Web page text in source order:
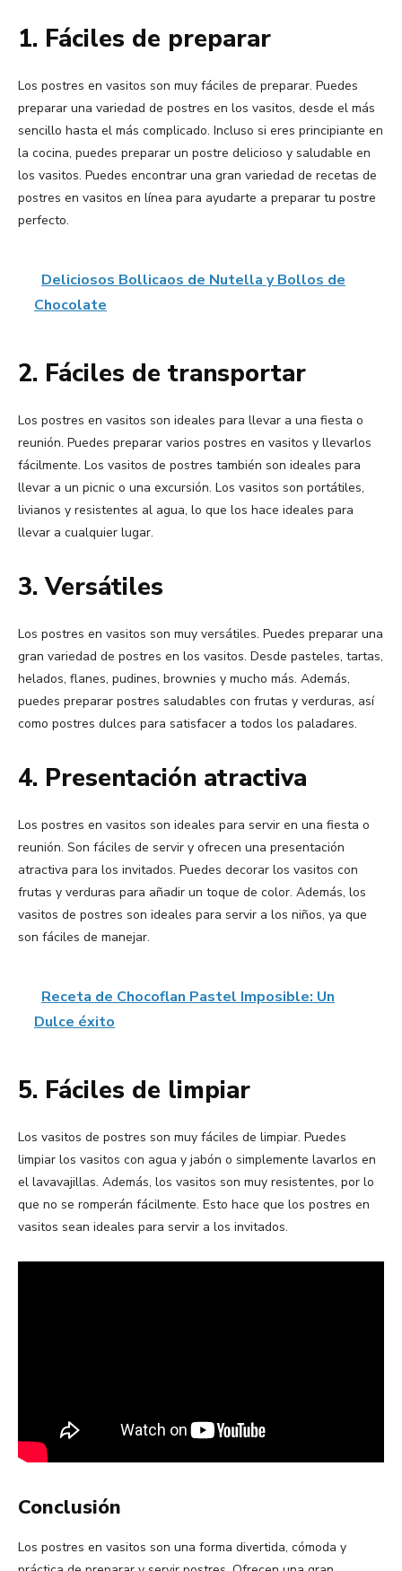
1. Fáciles de preparar
Los postres en vasitos son muy fáciles de preparar. Puedes
preparar una variedad de postres en los vasitos, desde el más
sencillo hasta el más complicado. Incluso si eres principiante en
la cocina, puedes preparar un postre delicioso y saludable en
los vasitos. Puedes encontrar una gran variedad de recetas de
postres en vasitos en línea para ayudarte a preparar tu postre
perfecto.
Deliciosos Bollicaos de Nutella y Bollos de
Chocolate
2. Fáciles de transportar
Los postres en vasitos son ideales para llevar a una fiesta o
reunión. Puedes preparar varios postres en vasitos y llevarlos
fácilmente. Los vasitos de postres también son ideales para
llevar a un picnic o una excursión. Los vasitos son portátiles,
livianos y resistentes al agua, lo que los hace ideales para
llevar a cualquier lugar.
3. Versátiles
Los postres en vasitos son muy versátiles. Puedes preparar una
gran variedad de postres en los vasitos. Desde pasteles, tartas,
helados, flanes, pudines, brownies y mucho más. Además,
puedes preparar postres saludables con frutas y verduras, así
como postres dulces para satisfacer a todos los paladares.
4. Presentación atractiva
Los postres en vasitos son ideales para servir en una fiesta o
reunión. Son fáciles de servir y ofrecen una presentación
atractiva para los invitados. Puedes decorar los vasitos con
frutas y verduras para añadir un toque de color. Además, los
vasitos de postres son ideales para servir a los niños, ya que
son fáciles de manejar.
Receta de Chocoflan Pastel Imposible: Un
Dulce éxito
5. Fáciles de limpiar
Los vasitos de postres son muy fáciles de limpiar. Puedes
limpiar los vasitos con agua y jabón o simplemente lavarlos en
el lavavajillas. Además, los vasitos son muy resistentes, por lo
que no se romperán fácilmente. Esto hace que los postres en
vasitos sean ideales para servir a los invitados.
Conclusión
Los postres en vasitos son una forma divertida, cómoda y